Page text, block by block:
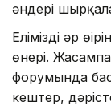
әндері
Еліміздің әр
өнері.
форумында
кештер,